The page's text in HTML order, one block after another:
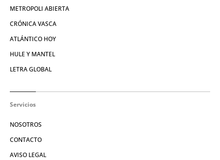
METROPOLI ABIERTA
CRÓNICA VASCA
ATLÁNTICO HOY
HULE Y MANTEL
LETRA GLOBAL
Servicios
NOSOTROS
CONTACTO
AVISO LEGAL